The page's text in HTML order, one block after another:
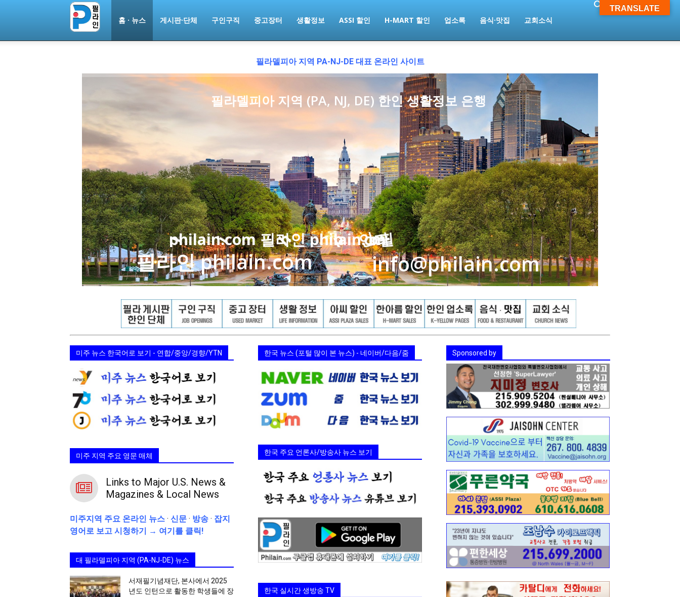
인
필
라
지
한
인
생
활
은
홈 · 뉴스 게시판·단체 구인구직 중고장터 생활정보 ASSI 할인 H-MART 할인 업소록 음식·맛집 교회소식
필라델피아 지역 PA-NJ-DE대표 온라인 사이트
미주 뉴스 한국어로 보기 - 연합/중앙/경향/YTN
미주 지역 주요 영문 매체
Links to Major U.S. News &
Magazines & Local News
미주지역 주요 온라인 뉴스 · 신문 · 방송 · 잡지
영어로 보고 시청하기
→ 여기를 클릭!
대 필라델피아 지역 (PA-NJ-DE) 뉴스
서재필기념재단, 본사에서 2025
년도 인턴으로 활동한 학생들에 장
한국 뉴스 (포털 많이 본 뉴스) - 네이버/다음/줌
한국 주요 언론사/방송사 뉴스 보기
한국 실시간 생방송 TV
Sponsored by
TRANSLATE